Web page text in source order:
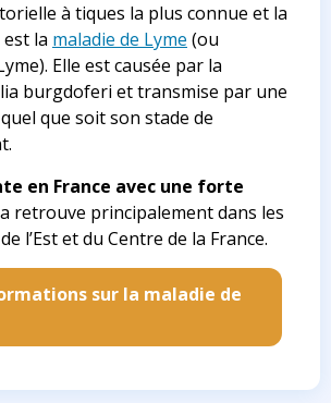
à tiques la plus connue et la
la maladie de Lyme (ou
Elle est causée par la
burgdoferi et transmise par une
que soit son stade de
en France avec une forte
retrouve principalement dans les
l’Est et du Centre de la France.
sur la maladie de